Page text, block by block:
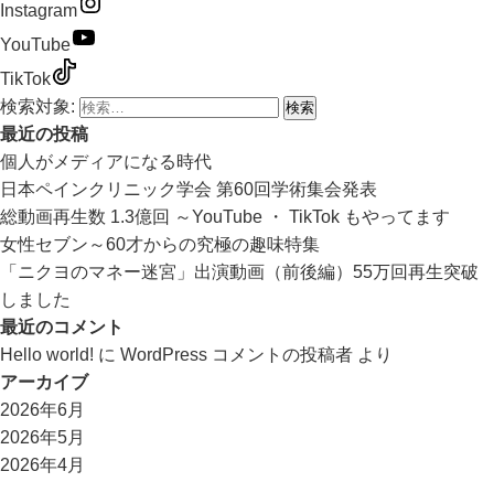
Instagram
YouTube
TikTok
検索対象:
最近の投稿
個人がメディアになる時代
日本ペインクリニック学会 第60回学術集会発表
総動画再生数 1.3億回 ～YouTube ・ TikTok もやってます
女性セブン～60才からの究極の趣味特集
「ニクヨのマネー迷宮」出演動画（前後編）55万回再生突破
しました
最近のコメント
Hello world! に WordPress コメントの投稿者 より
アーカイブ
2026年6月
2026年5月
2026年4月